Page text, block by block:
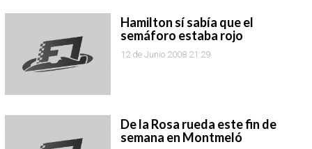
Hamilton sí sabía que el
semáforo estaba rojo
12 de Junio 2008 21:29
De la Rosa rueda este fin de
semana en Montmeló